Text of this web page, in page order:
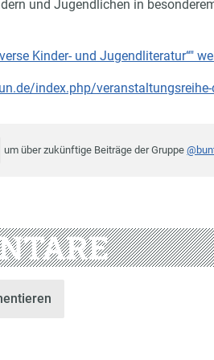
und Jugendlichen in
Kinder- und Jugendliteratur“"
index.php/
um über zukünftige Beiträge der Gruppe